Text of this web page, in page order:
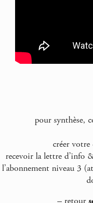
pour synthèse,
créer
recevoir la lettre d’info
l’abonnement niveau 3